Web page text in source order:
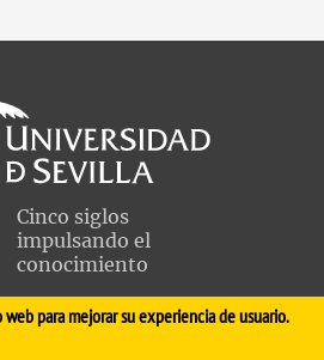
Cinco siglos
impulsando el
conocimiento
MEDICINA
para mejorar su experiencia de usuario.